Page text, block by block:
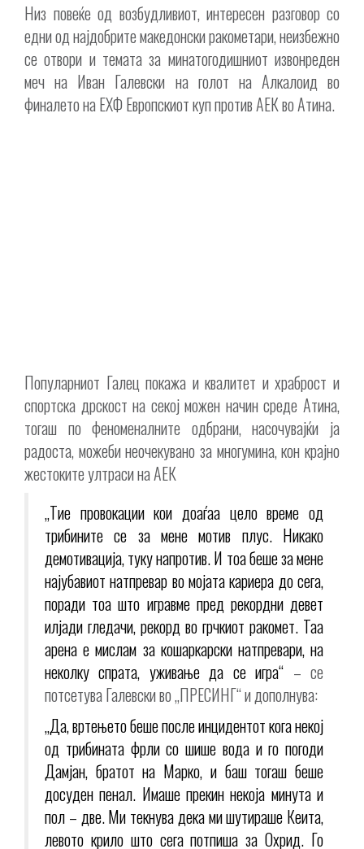
Низ повеќе од возбудливиот, интересен разговор со
едни од најдобрите македонски ракометари, неизбежно
се отвори и темата за минатогодишниот извонреден
меч на Иван Галевски на голот на Алкалоид во
финалето на ЕХФ Европскиот куп против АЕК во Атина.
Популарниот Галец покажа и квалитет и храброст и
спортска дрскост на секој можен начин среде Атина,
тогаш по феноменалните одбрани, насочувајќи ја
радоста, можеби неочекувано за многумина, кон крајно
жестоките ултраси на АЕК
„Тие провокации кои доаѓаа цело време од
трибините се за мене мотив плус. Никако
демотивација, туку напротив. И тоа беше за мене
најубавиот натпревар во мојата кариера до сега,
поради тоа што игравме пред рекордни девет
илјади гледачи, рекорд во грчкиот ракомет. Таа
арена е мислам за кошаркарски натпревари, на
неколку спрата, уживање да се игра“ – се
потсетува Галевски во „ПРЕСИНГ“ и дополнува:
„Да, вртењето беше после инцидентот кога некој
од трибината фрли со шише вода и го погоди
Дамјан, братот на Марко, и баш тогаш беше
досуден пенал. Имаше прекин некоја минута и
пол – две. Ми текнува дека ми шутираше Кеита,
левото крило што сега потпиша за Охрид. Го